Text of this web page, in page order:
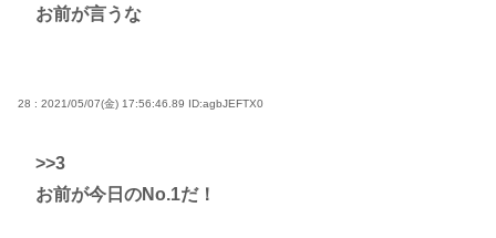
お前が言うな
28 : 2021/05/07(金) 17:56:46.89 ID:agbJEFTX0
>>3
お前が今日のNo.1だ！